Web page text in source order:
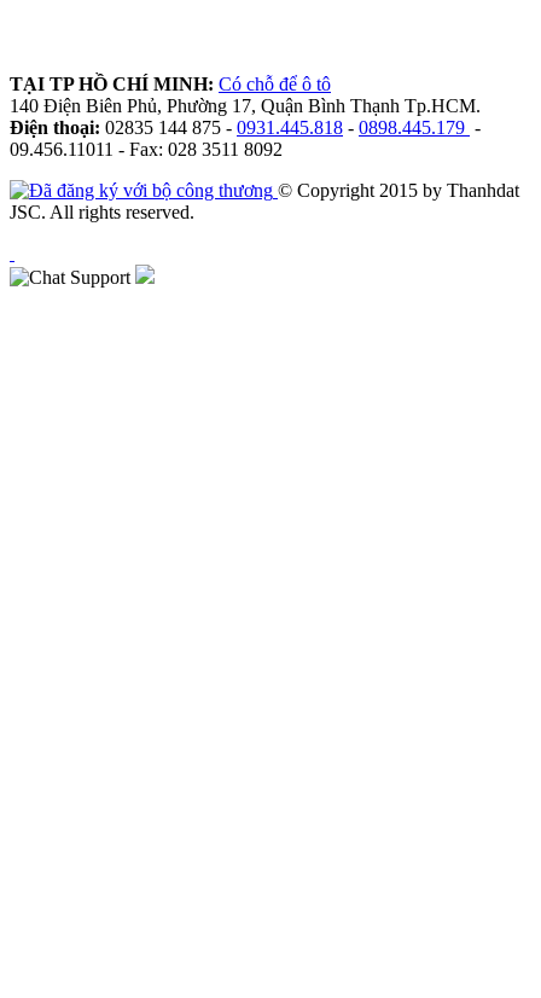
TẠI TP HỒ CHÍ MINH: Có chỗ để ô tô
140 Điện Biên Phủ, Phường 17, Quận Bình Thạnh Tp.HCM.
Điện thoại: 02835 144 875 - 0931.445.818 - 0898.445.179 -
09.456.11011 - Fax: 028 3511 8092
© Copyright 2015 by Thanhdat
JSC. All rights reserved.